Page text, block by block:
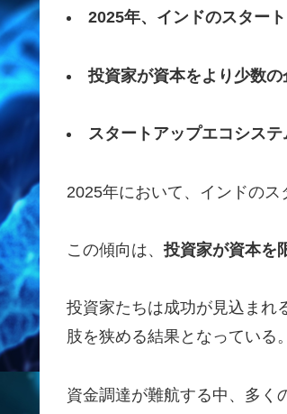
2025年、インドのスター
投資家が資本をより少数
スタートアップエコシス
2025年において、インドの
この傾向は、投資家が資本を
投資家たちは成功が見込まれ
肢を狭める結果となっている。
資金調達が難航する中、多く